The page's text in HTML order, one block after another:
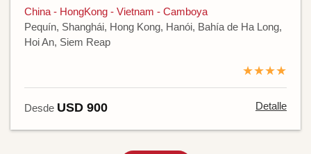
China - HongKong - Vietnam - Camboya
Pequín, Shanghái, Hong Kong, Hanói, Bahía de Ha Long,
Hoi An, Siem Reap
★★★★
Desde USD 900 Detalle